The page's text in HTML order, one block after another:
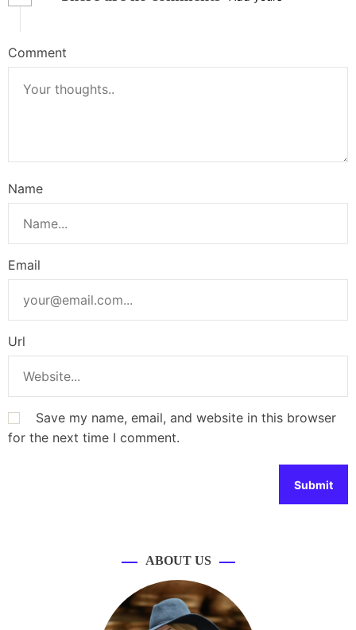
Comment
Name
Email
Url
Save my name, email, and website in this browser
for the next time I comment.
ABOUT US